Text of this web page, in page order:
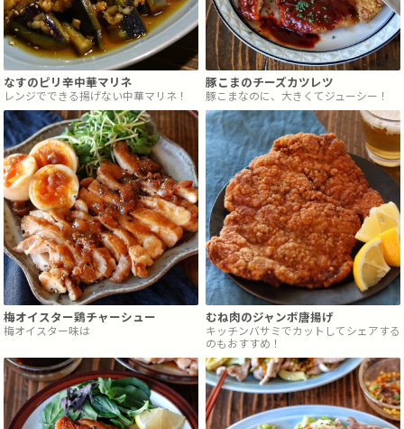
なすのピリ辛中華マリネ
レンジでできる揚げない中華マリネ！
豚こまのチーズカツレツ
豚こまなのに、大きくてジューシー！
梅オイスター鶏チャーシュー
梅オイスター味は
むね肉のジャンボ唐揚げ
キッチンバサミでカットしてシェアする
のもおすすめ！